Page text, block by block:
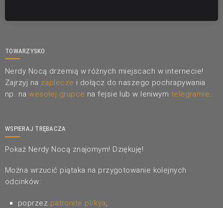
TOWARZYSKO
Nerdy Nocą drzemią w różnych miejscach w internecie!
Zajrzyj na zaplecze i dołącz do naszego pochrapywania
np. nawesołej grupce na fejsie lub w leniwym telegramie.
WSPIERAJ TRĘBACZA
Pokaż Nerdy Nocą znajomym! Dziękuję!
Można wrzucić piątaka na przygotowanie kolejnych
odcinków:
poprzez patronite.pl/kya,